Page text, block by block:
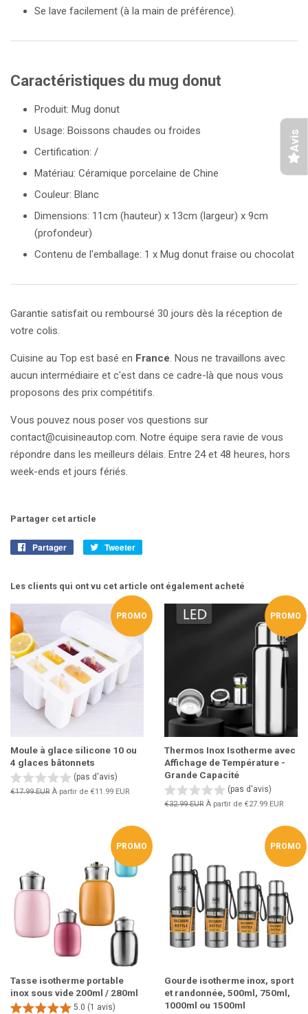
Se lave facilement (à la main de préférence).
Caractéristiques du mug donut
Produit: Mug donut
Usage: Boissons chaudes ou froides
Certification: /
Matériau: Céramique porcelaine de Chine
Couleur: Blanc
Dimensions: 11cm (hauteur) x 13cm (largeur) x 9cm
(profondeur)
Contenu de l'emballage: 1 x Mug donut fraise ou chocolat
Garantie satisfait ou remboursé 30 jours dès la réception de
votre colis.
Cuisine au Top est basé en France. Nous ne travaillons avec
aucun intermédiaire et c'est dans ce cadre-là que nous vous
proposons des prix compétitifs.
Vous pouvez nous poser vos questions sur
contact@cuisineautop.com. Notre équipe sera ravie de vous
répondre dans les meilleurs délais. Entre 24 et 48 heures, hors
week-ends et jours fériés.
Partager cet article
Partager
PartagerTweeter
Les clients qui ont vu cet article ont également acheté
PROMO
Moule à glace silicone 10 ou
4 glaces bâtonnets
(pas d'avis)
Prix
€17.99 EUR À partir de €11.99 EUR
PROMO
Thermos Inox Isotherme avec
Affichage de Température -
Grande Capacité
(pas d'avis)
Prix
€32.99 EUR À partir de €27.99 EUR
PROMO
Tasse isotherme portable
inox sous vide 200ml / 280ml
5.0 (1 avis)
PROMO
Gourde isotherme inox, sport
et randonnée, 500ml, 750ml,
1000ml ou 1500ml
Avis